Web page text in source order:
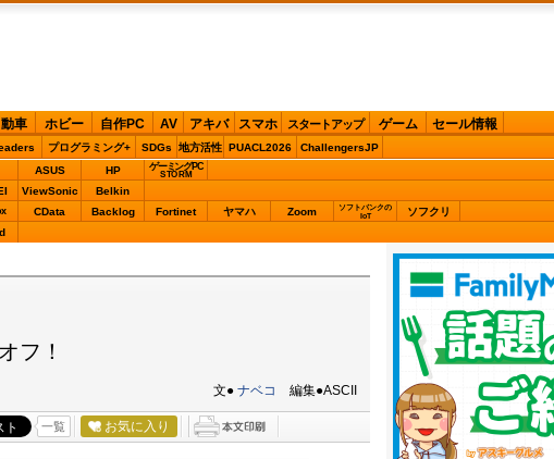
車 ホビー 自作PC AV アキバ スマホ スタートアップ ゲーム セール情報
プログラミング+ SDGs 地方活性 PUACL2026 ChallengersJP
ASUS HP ゲーミングPC
STORM
ViewSonic Belkin
CData Backlog Fortinet ヤマハ Zoom
ソフトバンクの
IoT
ソフクリ
フ！
文● ナベコ 編集●ASCII
一覧 お気に入り